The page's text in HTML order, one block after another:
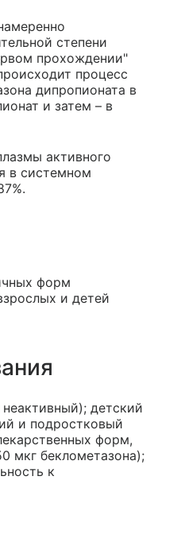
степени
прохождении"
процесс
дипропионата в
и затем – в
активного
в системном
форм
и детей
детский
и подростковый
форм,
мкг беклометазона);
к